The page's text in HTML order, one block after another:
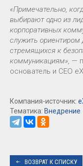
«Примечательно,
выбирают одно из
корпоративных
служить ориентиром
стремящихся к
коммуникациям», —
основатель и CEO
Компания-источник:
Тематика: Внедрение
ВОЗВРАТ К СПИСКУ